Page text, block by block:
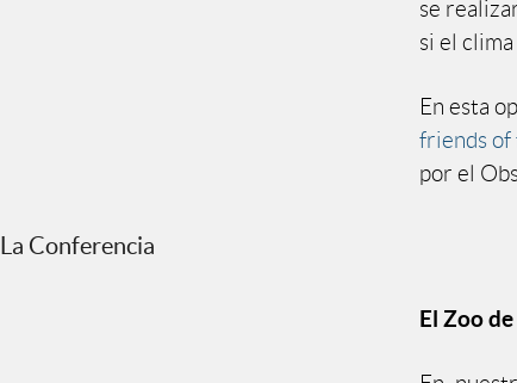
se
si el
En esta
friends of
por el
La Conferencia
El Zoo